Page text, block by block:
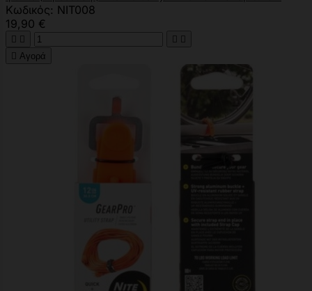
Κωδικός: NIT008
19,90 €
   
 Αγορά